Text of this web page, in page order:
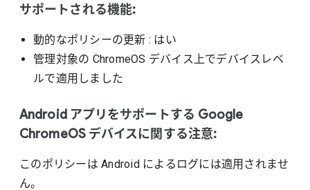
サポートされる機能:
動的なポリシーの更新 : はい
管理対象の ChromeOS デバイス上でデバイスレベ
ルで適用しました
Android アプリをサポートする Google
ChromeOS デバイスに関する注意:
このポリシーは Android によるログには適用されませ
ん。